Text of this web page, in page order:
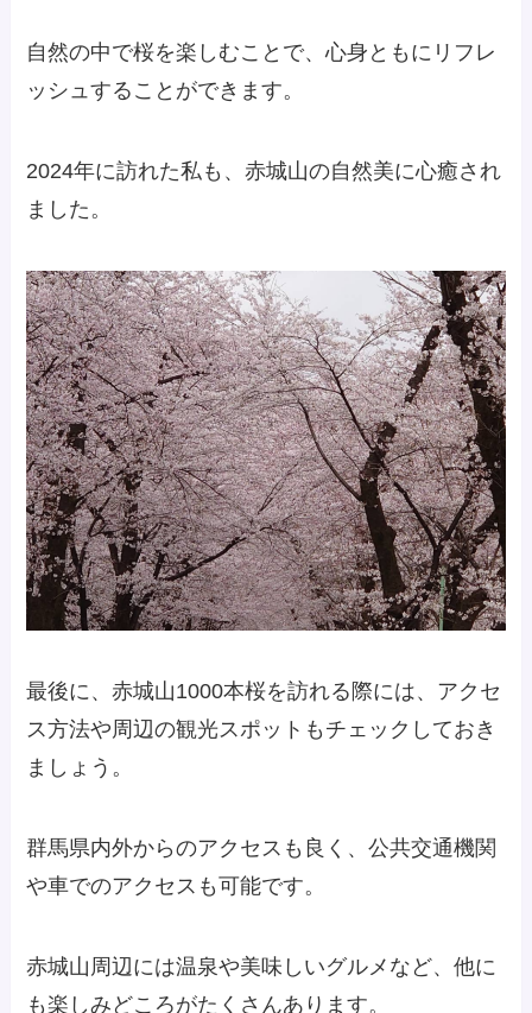
自然の中で桜を楽しむことで、心身ともにリフレ
ッシュすることができます。
2024年に訪れた私も、赤城山の自然美に心癒され
ました。
最後に、赤城山1000本桜を訪れる際には、アクセ
ス方法や周辺の観光スポットもチェックしておき
ましょう。
群馬県内外からのアクセスも良く、公共交通機関
や車でのアクセスも可能です。
赤城山周辺には温泉や美味しいグルメなど、他に
も楽しみどころがたくさんあります。